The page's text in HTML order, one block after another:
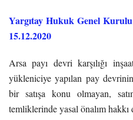
Yargıtay Hukuk Genel
15.12.2020
Arsa payı devri karşılığı
yükleniciye yapılan pay
bir satışa konu olmayan,
temliklerinde yasal önalım hakkı